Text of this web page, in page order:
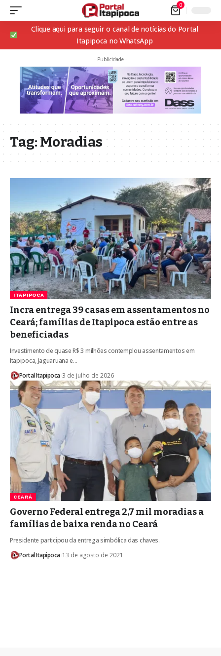
0
Clique aqui para seguir o canal de notícias do Portal
Itapipoca no WhatsApp
- Publicidade -
Tag:Moradias
ITAPIPOCA
Incra entrega 39 casas em assentamentos no
Ceará; famílias de Itapipoca estão entre as
beneficiadas
Investimento de quase R$ 3 milhões contemplou assentamentos em
Itapipoca, Jaguaruana e…
Portal Itapipoca 3 de julho de 2026
CEARÁ
Governo Federal entrega 2,7 mil moradias a
famílias de baixa renda no Ceará
Presidente participou da entrega simbólica das chaves.
Portal Itapipoca 13 de agosto de 2021